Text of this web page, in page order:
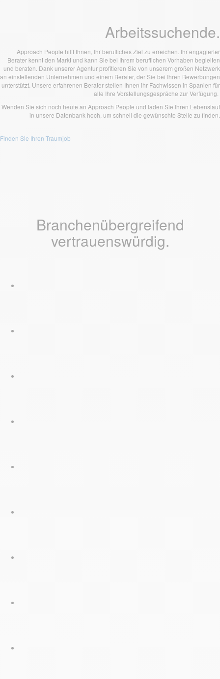
Arbeitssuchende.
Approach People hilft Ihnen, Ihr berufliches Ziel zu erreichen. Ihr engagierter
Berater kennt den Markt und kann Sie bei Ihrem beruflichen Vorhaben begleiten
und beraten. Dank unserer Agentur profitieren Sie von unserem großen Netzwerk
an einstellenden Unternehmen und einem Berater, der Sie bei Ihren Bewerbungen
unterstützt. Unsere erfahrenen Berater stellen Ihnen ihr Fachwissen in Spanien für
alle Ihre Vorstellungsgespräche zur Verfügung.
Wenden Sie sich noch heute an Approach People und laden Sie Ihren Lebenslauf
in unsere Datenbank hoch, um schnell die gewünschte Stelle zu finden.
Finden Sie Ihren Traumjob
Branchenübergreifend
vertrauenswürdig.